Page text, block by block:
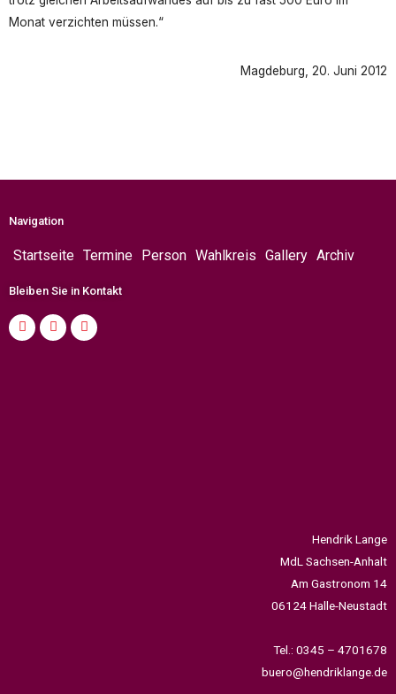
Monat verzichten müssen.“
Magdeburg, 20. Juni 2012
Navigation
Startseite Termine Person Wahlkreis Gallery Archiv
Bleiben Sie in Kontakt
Hendrik Lange
MdL Sachsen-Anhalt
Am Gastronom 14
06124 Halle-Neustadt
Tel.: 0345 – 4701678
buero@hendriklange.de